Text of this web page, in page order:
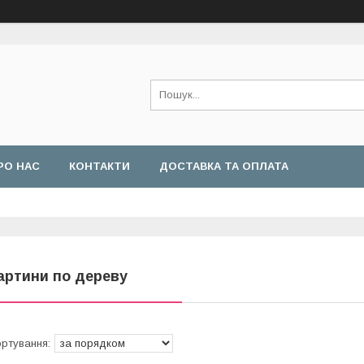
НАС КОНТАКТИ ДОСТАВКА ТА ОПЛАТА
по дереву